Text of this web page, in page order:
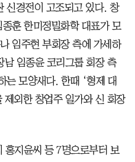
신경전이 고조되고 있다. 창
훈 한미정밀화학 대표가 모
임주현 부회장 측에 가세하
임종윤 코리그룹 회장 측
는 모양새다. 한때 ‘형제 대
제외한 창업주 일가와 신 회장
홍지윤씨 등 7명으로부터 보